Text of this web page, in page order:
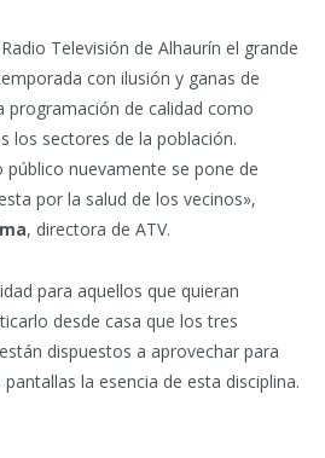
Televisión de Alhaurín el grande
con ilusión y ganas de
programación de calidad como
los sectores de la población.
nuevamente se pone de
por la salud de los vecinos»,
, directora de ATV.
para aquellos que quieran
desde casa que los tres
dispuestos a aprovechar para
la esencia de esta disciplina.